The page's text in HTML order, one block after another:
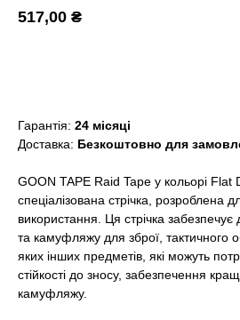
517,00 ₴
Гарантія: 24 місяці
Доставка: Безкоштовно для
GOON TAPE Raid Tape у кольорі
спеціалізована стрічка, розроблена
використання. Ця стрічка
та камуфляжу для зброї, тактичного
яких інших предметів, які можуть
стійкості до зносу, забезпечення
камуфляжу.